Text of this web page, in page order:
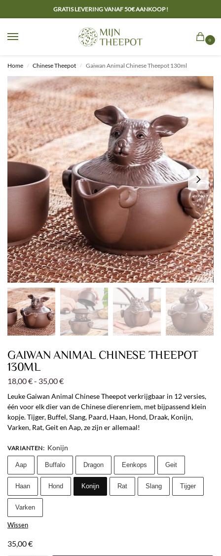
GRATIS LEVERING VANAF 50€ AANKOOP !
0
Home / Chinese Theepot / Gaiwan Animal Chinese Theepot 130ml
GAIWAN ANIMAL CHINESE THEEPOT
130ML
18,00€- 35,00€
Leuke Gaiwan Animal Chinese Theepot verkrijgbaar in 12 versies,
één voor elk dier van de Chinese dierenriem, met bijpassend klein
kopje. Tijger, Buffel, Slang, Paard, Haan, Hond, Draak, Konijn,
Varken, Rat, Geit en Aap, ze zijn er allemaal!
VARIANTEN: Konijn
Aap Buffalo Dragon Eenkops Geit
Haan Hond Konijn Rat Slang Tijger
Varken
Wissen
35,00€